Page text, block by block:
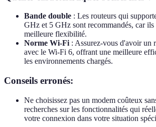
Bande double : Les routeurs qui
GHz et 5 GHz sont recommandés, car
meilleure flexibilité.
Norme Wi-Fi: Assurez-vous d'avoir un
avec le Wi-Fi 6, offrant une meilleure
les environnements chargés.
Conseils erronés:
Ne choisissez pas un modem coûteux
recherches sur les fonctionnalités qui
votre connexion dans votre situation